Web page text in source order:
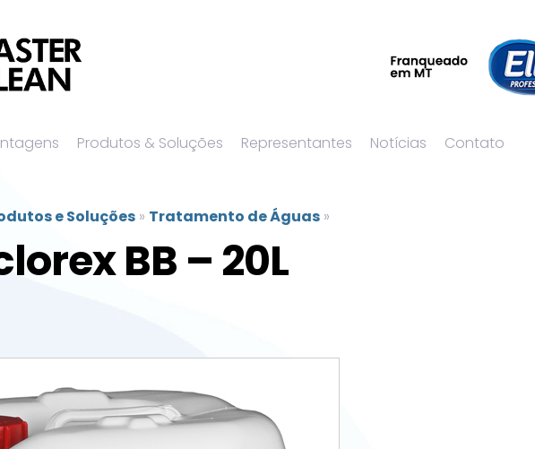
Produtos & Soluções Representantes Notícias Contato
e Soluções » Tratamento de Águas »
BB – 20L